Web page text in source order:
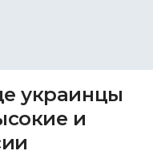
украинцы
и